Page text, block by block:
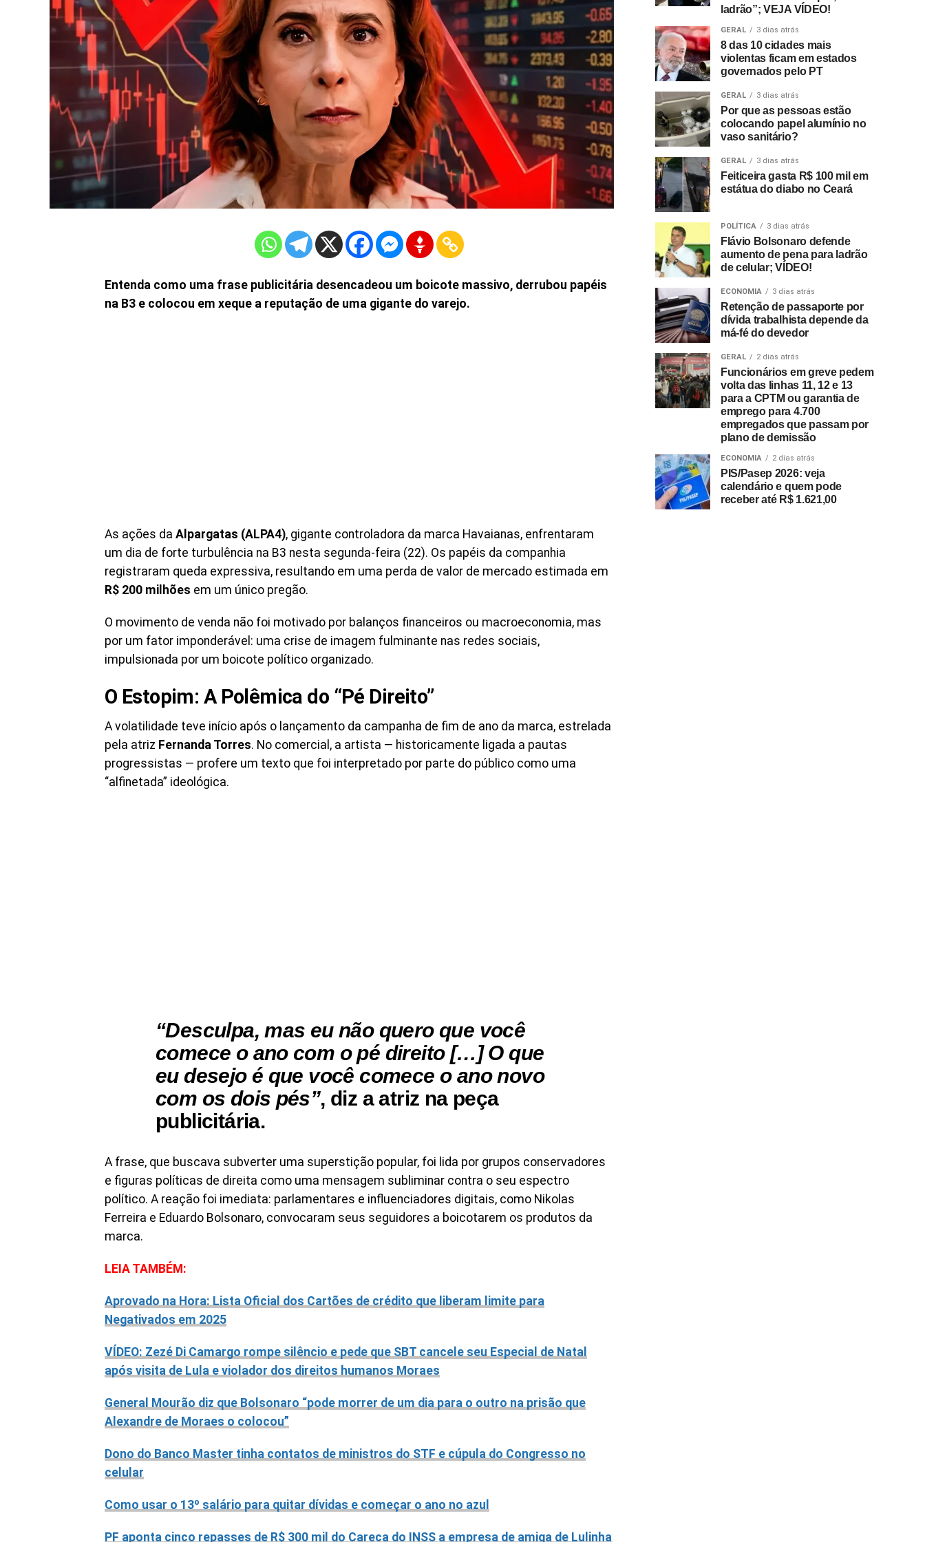
Entenda como uma frase publicitária desencadeou um boicote massivo, derrubou papéis
na B3 e colocou em xeque a reputação de uma gigante do varejo.
As ações da Alpargatas (ALPA4), gigante controladora da marca Havaianas, enfrentaram
um dia de forte turbulência na B3 nesta segunda-feira (22). Os papéis da companhia
registraram queda expressiva, resultando em uma perda de valor de mercado estimada em
R$ 200 milhões em um único pregão.
O movimento de venda não foi motivado por balanços financeiros ou macroeconomia, mas
por um fator imponderável: uma crise de imagem fulminante nas redes sociais,
impulsionada por um boicote político organizado.
O Estopim: A Polêmica do “Pé Direito”
A volatilidade teve início após o lançamento da campanha de fim de ano da marca, estrelada
pela atriz Fernanda Torres. No comercial, a artista — historicamente ligada a pautas
progressistas — profere um texto que foi interpretado por parte do público como uma
“alfinetada” ideológica.
“Desculpa, mas eu não quero que você
comece o ano com o pé direito […] O que
eu desejo é que você comece o ano novo
com os dois pés”, diz a atriz na peça
publicitária.
A frase, que buscava subverter uma superstição popular, foi lida por grupos conservadores
e figuras políticas de direita como uma mensagem subliminar contra o seu espectro
político. A reação foi imediata: parlamentares e influenciadores digitais, como Nikolas
Ferreira e Eduardo Bolsonaro, convocaram seus seguidores a boicotarem os produtos da
marca.
LEIA TAMBÉM:
Aprovado na Hora: Lista Oficial dos Cartões de crédito que liberam limite para
Negativados em 2025
VÍDEO: Zezé Di Camargo rompe silêncio e pede que SBT cancele seu Especial de Natal
após visita de Lula e violador dos direitos humanos Moraes
General Mourão diz que Bolsonaro “pode morrer de um dia para o outro na prisão que
Alexandre de Moraes o colocou”
Dono do Banco Master tinha contatos de ministros do STF e cúpula do Congresso no
celular
Como usar o 13º salário para quitar dívidas e começar o ano no azul
PF aponta cinco repasses de R$ 300 mil do Careca do INSS a empresa de amiga de Lulinha
ladrão”; VEJA VÍDEO!
GERAL 3 dias atrás
8 das 10 cidades mais
violentas ficam em estados
governados pelo PT
GERAL 3 dias atrás
Por que as pessoas estão
colocando papel alumínio no
vaso sanitário?
GERAL 3 dias atrás
Feiticeira gasta R$ 100 mil em
estátua do diabo no Ceará
POLÍTICA 3 dias atrás
Flávio Bolsonaro defende
aumento de pena para ladrão
de celular; VÍDEO!
ECONOMIA 3 dias atrás
Retenção de passaporte por
dívida trabalhista depende da
má-fé do devedor
GERAL 2 dias atrás
Funcionários em greve pedem
volta das linhas 11, 12 e 13
para a CPTM ou garantia de
emprego para 4.700
empregados que passam por
plano de demissão
ECONOMIA 2 dias atrás
PIS/Pasep 2026: veja
calendário e quem pode
receber até R$ 1.621,00